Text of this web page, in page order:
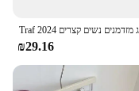
₪29.16